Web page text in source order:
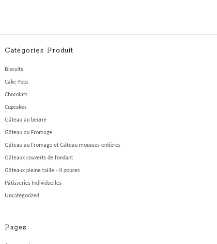
Catégories Produit
Biscuits
Cake Pops
Chocolats
Cupcakes
Gâteau au beurre
Gâteau au Fromage
Gâteau au Fromage et Gâteau mousses entières
Gâteaux couverts de fondant
Gâteaux pleine taille - 8 pouces
Pâtisseries Individuelles
Uncategorized
Pages